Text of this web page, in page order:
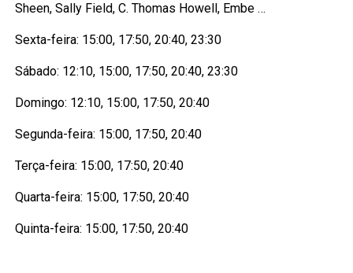
Sheen, Sally Field, C. Thomas Howell, Embe …
Sexta-feira: 15:00, 17:50, 20:40, 23:30
Sábado: 12:10, 15:00, 17:50, 20:40, 23:30
Domingo: 12:10, 15:00, 17:50, 20:40
Segunda-feira: 15:00, 17:50, 20:40
Terça-feira: 15:00, 17:50, 20:40
Quarta-feira: 15:00, 17:50, 20:40
Quinta-feira: 15:00, 17:50, 20:40